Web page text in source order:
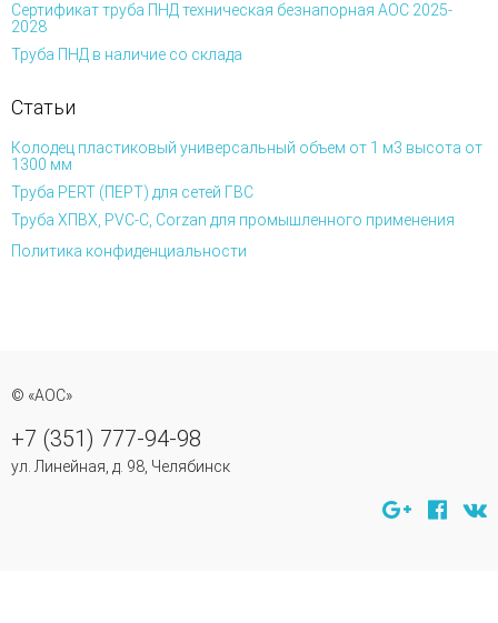
Сертификат труба ПНД техническая безнапорная АОС 2025-
2028
Труба ПНД в наличие со склада
Статьи
Колодец пластиковый универсальный объем от 1 м3 высота от
1300 мм
Труба PERT (ПЕРТ) для сетей ГВС
Труба ХПВХ, PVC-C, Corzan для промышленного применения
Политика конфиденциальности
© «АОС»
+7 (351) 777-94-98
ул. Линейная, д. 98, Челябинск